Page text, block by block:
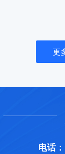
更
电话